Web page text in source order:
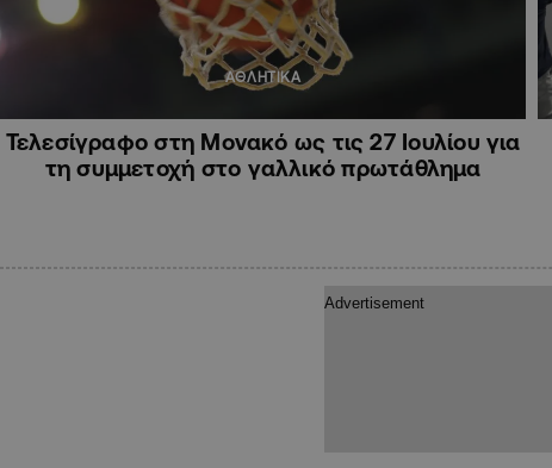
ΑΘΛΗΤΙΚΑ
Τελεσίγραφο στη Μονακό ως τις 27 Ιουλίου για
τη συμμετοχή στο γαλλικό πρωτάθλημα